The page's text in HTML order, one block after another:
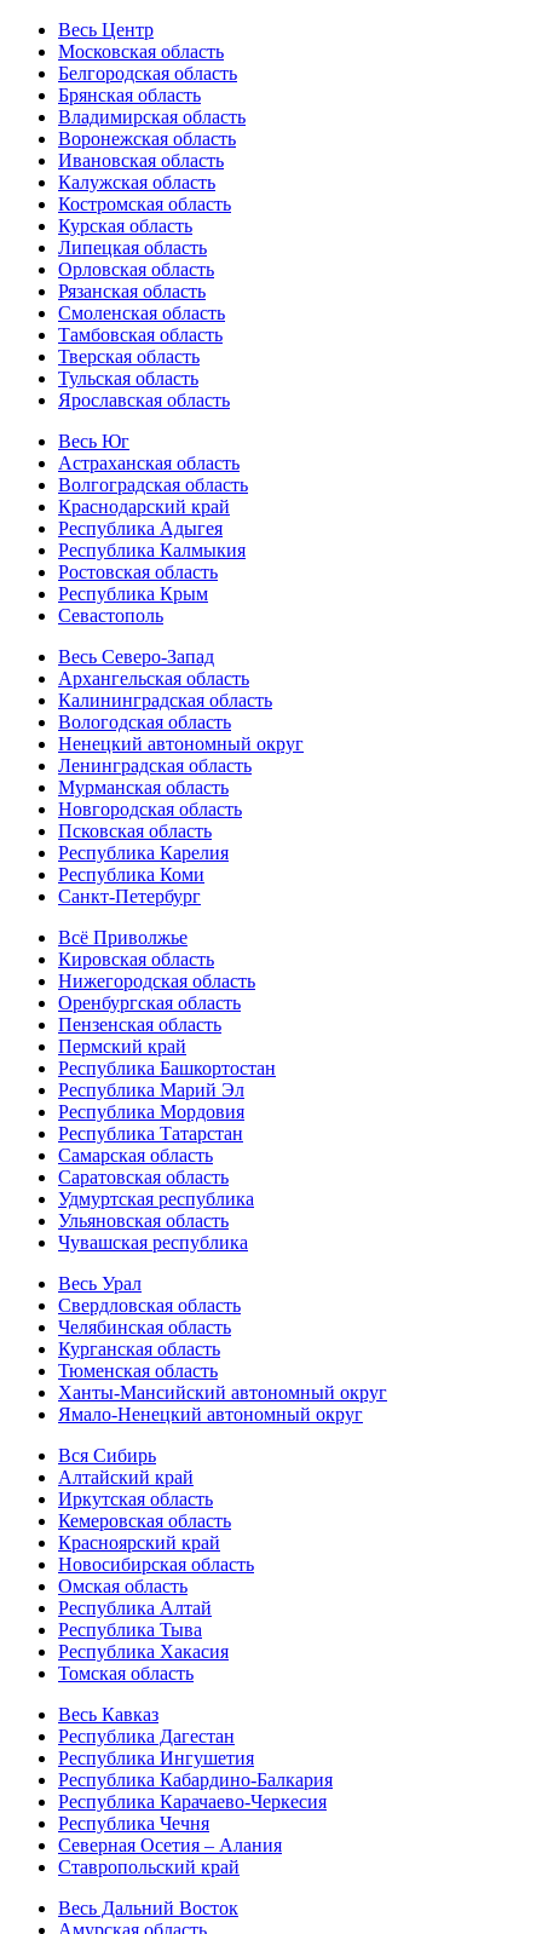
Весь Центр
Московская область
Белгородская область
Брянская область
Владимирская область
Воронежская область
Ивановская область
Калужская область
Костромская область
Курская область
Липецкая область
Орловская область
Рязанская область
Смоленская область
Тамбовская область
Тверская область
Тульская область
Ярославская область
Весь Юг
Астраханская область
Волгоградская область
Краснодарский край
Республика Адыгея
Республика Калмыкия
Ростовская область
Республика Крым
Севастополь
Весь Северо-Запад
Архангельская область
Калининградская область
Вологодская область
Ненецкий автономный округ
Ленинградская область
Мурманская область
Новгородская область
Псковская область
Республика Карелия
Республика Коми
Санкт-Петербург
Всё Приволжье
Кировская область
Нижегородская область
Оренбургская область
Пензенская область
Пермский край
Республика Башкортостан
Республика Марий Эл
Республика Мордовия
Республика Татарстан
Самарская область
Саратовская область
Удмуртская республика
Ульяновская область
Чувашская республика
Весь Урал
Свердловская область
Челябинская область
Курганская область
Тюменская область
Ханты-Мансийский автономный округ
Ямало-Ненецкий автономный округ
Вся Сибирь
Алтайский край
Иркутская область
Кемеровская область
Красноярский край
Новосибирская область
Омская область
Республика Алтай
Республика Тыва
Республика Хакасия
Томская область
Весь Кавказ
Республика Дагестан
Республика Ингушетия
Республика Кабардино-Балкария
Республика Карачаево-Черкесия
Республика Чечня
Северная Осетия – Алания
Ставропольский край
Весь Дальний Восток
Амурская область